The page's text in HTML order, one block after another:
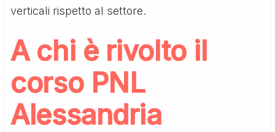
verticali rispetto al settore.
A chi è rivolto il
corso PNL
Alessandria